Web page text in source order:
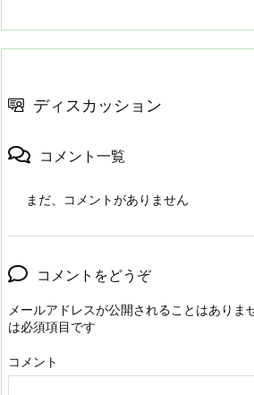
ディスカッション
コメント一覧
まだ、コメントがありません
コメントをどうぞ
メールアドレスが公開されることはありま
は必須項目です
コメント